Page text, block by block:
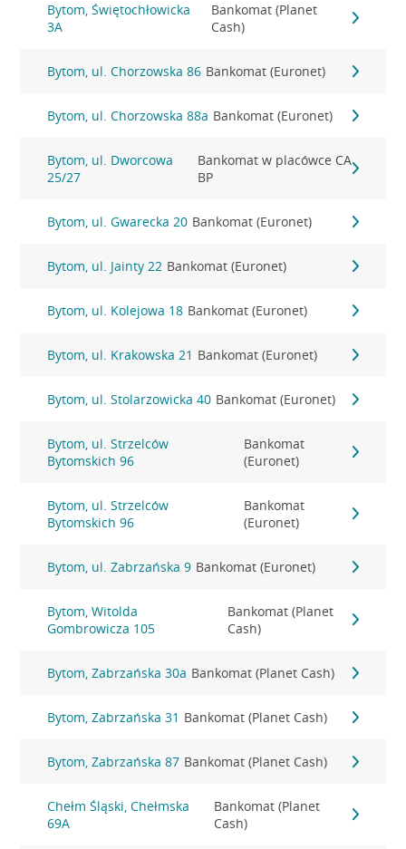
Bytom, Świętochłowicka
3A
Bankomat (Planet
Cash)
Bytom, ul. Chorzowska 86 Bankomat (Euronet)
Bytom, ul. Chorzowska 88a Bankomat (Euronet)
Bytom, ul. Dworcowa
25/27
Bankomat w placówce CA
BP
Bytom, ul. Gwarecka 20 Bankomat (Euronet)
Bytom, ul. Jainty 22 Bankomat (Euronet)
Bytom, ul. Kolejowa 18 Bankomat (Euronet)
Bytom, ul. Krakowska 21 Bankomat (Euronet)
Bytom, ul. Stolarzowicka 40 Bankomat (Euronet)
Bytom, ul. Strzelców
Bytomskich 96
Bankomat
(Euronet)
Bytom, ul. Strzelców
Bytomskich 96
Bankomat
(Euronet)
Bytom, ul. Zabrzańska 9 Bankomat (Euronet)
Bytom, Witolda
Gombrowicza 105
Bankomat (Planet
Cash)
Bytom, Zabrzańska 30a Bankomat (Planet Cash)
Bytom, Zabrzańska 31 Bankomat (Planet Cash)
Bytom, Zabrzańska 87 Bankomat (Planet Cash)
Chełm Śląski, Chełmska
69A
Bankomat (Planet
Cash)